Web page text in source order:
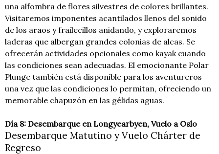
una alfombra de flores silvestres de colores brillantes.
Visitaremos imponentes acantilados llenos del sonido
de los araos y frailecillos anidando, y exploraremos
laderas que albergan grandes colonias de alcas. Se
ofrecerán actividades opcionales como kayak cuando
las condiciones sean adecuadas. El emocionante Polar
Plunge también está disponible para los aventureros
una vez que las condiciones lo permitan, ofreciendo un
memorable chapuzón en las gélidas aguas.
Día 8: Desembarque en Longyearbyen, Vuelo a Oslo
Desembarque Matutino y Vuelo Chárter de
Regreso